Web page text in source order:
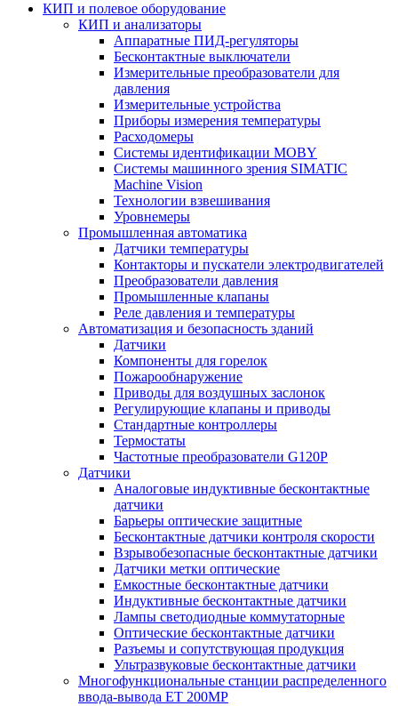
КИП и полевое оборудование
КИП и анализаторы
Аппаратные ПИД-регуляторы
Бесконтактные выключатели
Измерительные преобразователи для
давления
Измерительные устройства
Приборы измерения температуры
Расходомеры
Системы идентификации MOBY
Системы машинного зрения SIMATIC
Machine Vision
Технологии взвешивания
Уровнемеры
Промышленная автоматика
Датчики температуры
Контакторы и пускатели электродвигателей
Преобразователи давления
Промышленные клапаны
Реле давления и температуры
Автоматизация и безопасность зданий
Датчики
Компоненты для горелок
Пожарообнаружение
Приводы для воздушных заслонок
Регулирующие клапаны и приводы
Стандартные контроллеры
Термостаты
Частотные преобразователи G120P
Датчики
Аналоговые индуктивные бесконтактные
датчики
Барьеры оптические защитные
Бесконтактные датчики контроля скорости
Взрывобезопасные бесконтактные датчики
Датчики метки оптические
Емкостные бесконтактные датчики
Индуктивные бесконтактные датчики
Лампы светодиодные коммутаторные
Оптические бесконтактные датчики
Разъемы и сопутствующая продукция
Ультразвуковые бесконтактные датчики
Многофункциональные станции распределенного
ввода-вывода ET 200MP